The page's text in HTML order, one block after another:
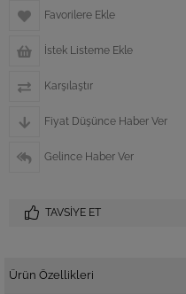
Favorilere Ekle
İstek Listeme Ekle
Karşılaştır
Fiyat Düşünce Haber Ver
Gelince Haber Ver
TAVSIYE ET
Ürün Özellikleri